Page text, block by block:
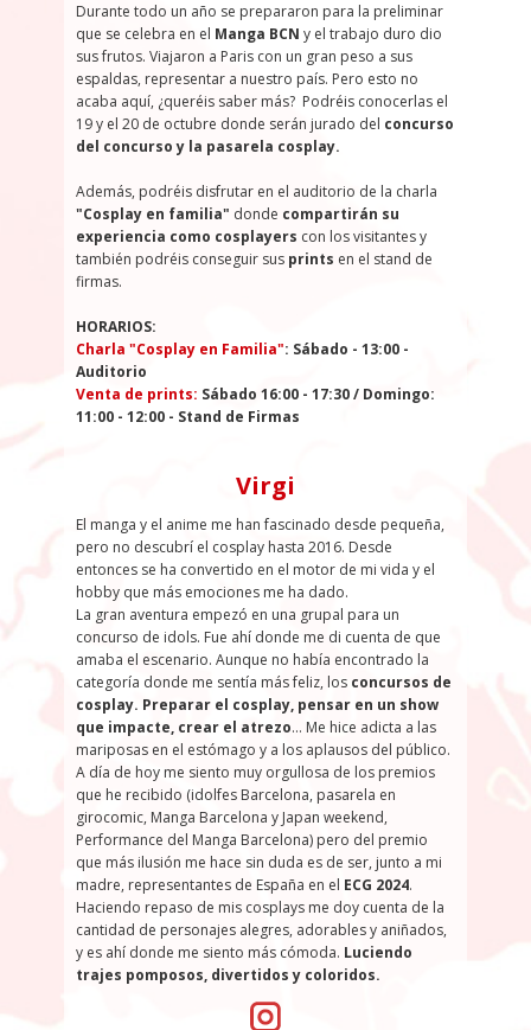
Durante todo un año se prepararon para la preliminar
que se celebra en el Manga BCN y el trabajo duro dio
sus frutos. Viajaron a Paris con un gran peso a sus
espaldas, representar a nuestro país. Pero esto no
acaba aquí, ¿queréis saber más? Podréis conocerlas el
19 y el 20 de octubre donde serán jurado del concurso
del concurso y la pasarela cosplay.
Además, podréis disfrutar en el auditorio de la charla
"Cosplay en familia" donde compartirán su
experiencia como cosplayers con los visitantes y
también podréis conseguir sus prints en el stand de
firmas.
HORARIOS:
Charla "Cosplay en Familia": Sábado - 13:00 -
Auditorio
Venta de prints: Sábado 16:00 - 17:30 / Domingo:
11:00 - 12:00 - Stand de Firmas
Virgi
El manga y el anime me han fascinado desde pequeña,
pero no descubrí el cosplay hasta 2016. Desde
entonces se ha convertido en el motor de mi vida y el
hobby que más emociones me ha dado.
La gran aventura empezó en una grupal para un
concurso de idols. Fue ahí donde me di cuenta de que
amaba el escenario. Aunque no había encontrado la
categoría donde me sentía más feliz, los concursos de
cosplay. Preparar el cosplay, pensar en un show
que impacte, crear el atrezo… Me hice adicta a las
mariposas en el estómago y a los aplausos del público.
A día de hoy me siento muy orgullosa de los premios
que he recibido (idolfes Barcelona, pasarela en
girocomic, Manga Barcelona y Japan weekend,
Performance del Manga Barcelona) pero del premio
que más ilusión me hace sin duda es de ser, junto a mi
madre, representantes de España en el ECG 2024.
Haciendo repaso de mis cosplays me doy cuenta de la
cantidad de personajes alegres, adorables y aniñados,
y es ahí donde me siento más cómoda. Luciendo
trajes pomposos, divertidos y coloridos.